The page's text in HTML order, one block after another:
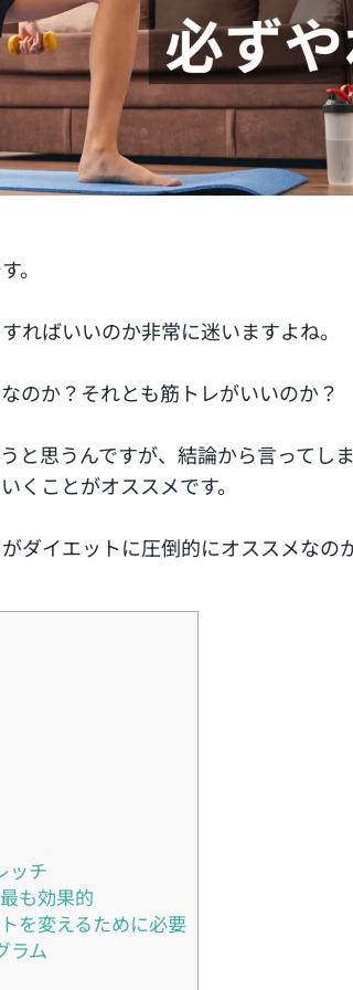
。
ればいいのか非常に迷いますよね。
のか？それとも筋トレがいいのか？
と思うんですが、結論から言ってし
くことがオススメです。
ダイエットに圧倒的にオススメなの
ッチ
も効果的
を変えるために必要
ラム